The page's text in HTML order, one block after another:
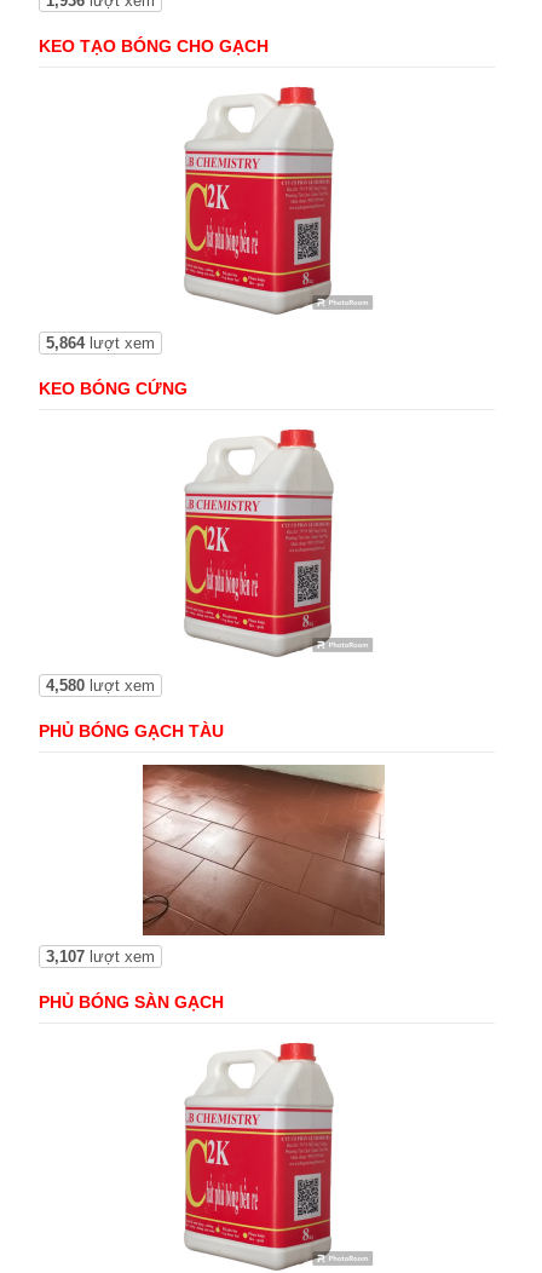
KEO TẠO BÓNG CHO GẠCH
5,864lượt xem
KEO BÓNG CỨNG
4,580lượt xem
PHỦ BÓNG GẠCH TÀU
3,107lượt xem
PHỦ BÓNG SÀN GẠCH